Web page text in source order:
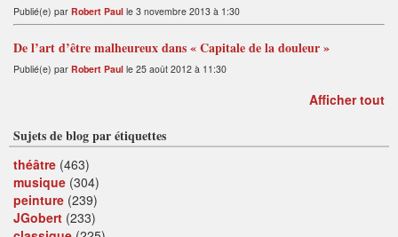
Publié(e) par Robert Paul le 3 novembre 2013 à 1:30
De l’art d’être malheureux dans « Capitale de la douleur »
Publié(e) par Robert Paul le 25 août 2012 à 11:30
Afficher tout
Sujets de blog par étiquettes
théâtre (463)
musique (304)
peinture (239)
JGobert (233)